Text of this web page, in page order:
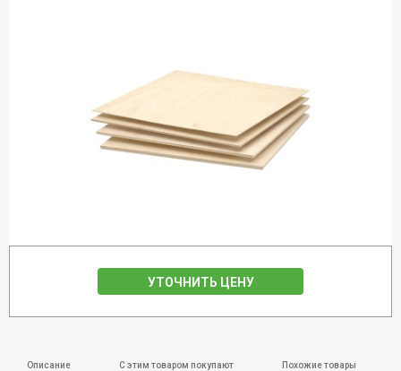
УТОЧНИТЬ ЦЕНУ
Описание С этим товаром покупают Похожие товары